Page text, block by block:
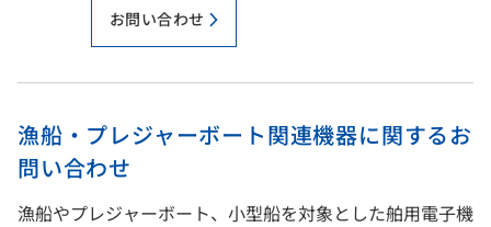
お問い合わせ
漁船・プレジャーボート関連機器に関するお
問い合わせ
漁船やプレジャーボート、小型船を対象とした舶用電子機